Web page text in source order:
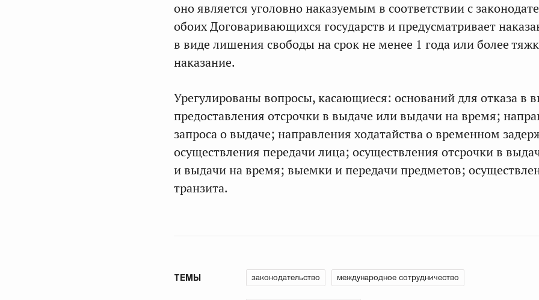
оно является уголовно наказуемым в соответствии с
обоих Договаривающихся государств и предусматривает
в виде лишения свободы на срок не менее 1 года или более
наказание.
Урегулированы вопросы, касающиеся: оснований для отказа в
предоставления отсрочки в выдаче или выдачи на время;
запроса о выдаче; направления ходатайства о временном
осуществления передачи лица; осуществления отсрочки в
и выдачи на время; выемки и передачи предметов;
транзита.
ТЕМЫ законодательство международное сотрудничество